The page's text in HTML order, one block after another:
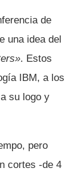
de
una idea del
. Estos
IBM, a los
su logo y
pero
cortes -de 4